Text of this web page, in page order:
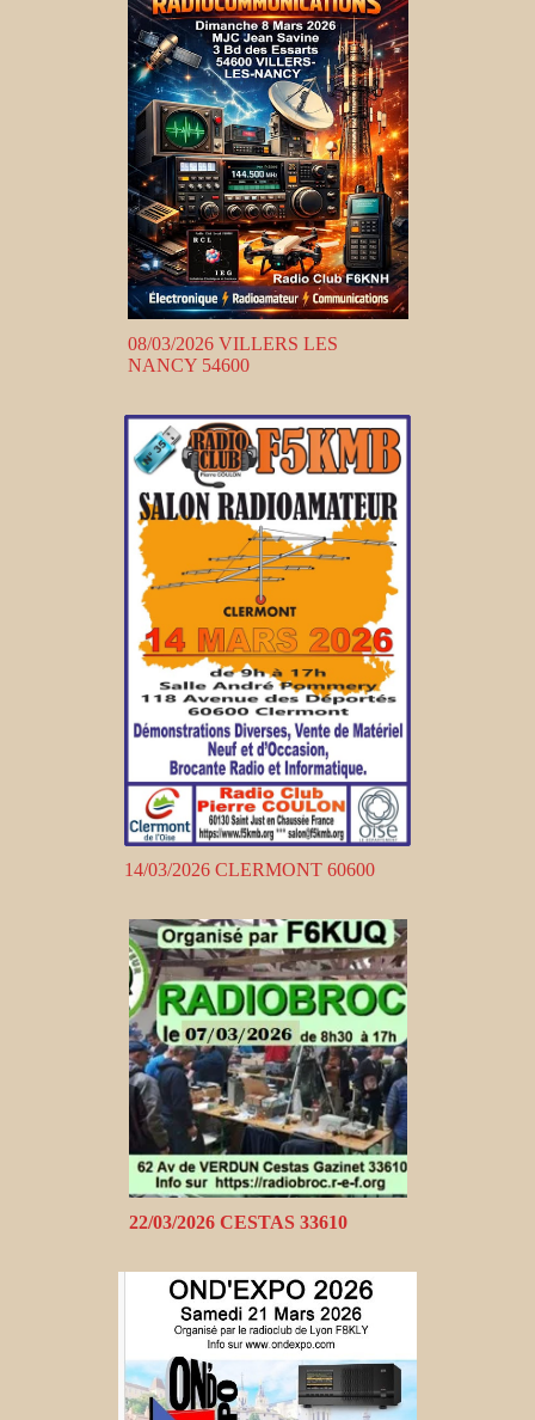
08/03/2026 VILLERS LES
NANCY 54600
14/03/2026 CLERMONT 60600
22/03/2026 CESTAS 33610